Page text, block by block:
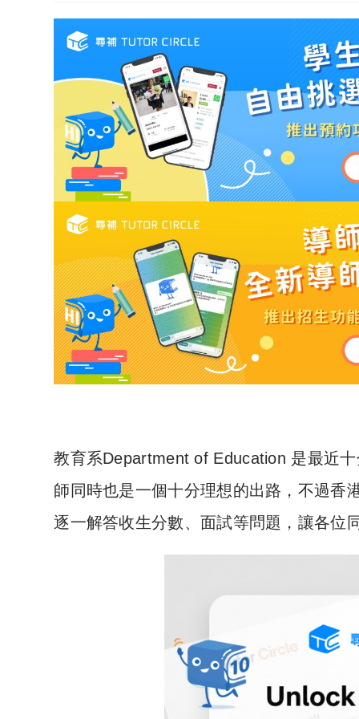
教育系Department of Education 是最近
師同時也是一個十分理想的出路，不過香
逐一解答收生分數、面試等問題，讓各位